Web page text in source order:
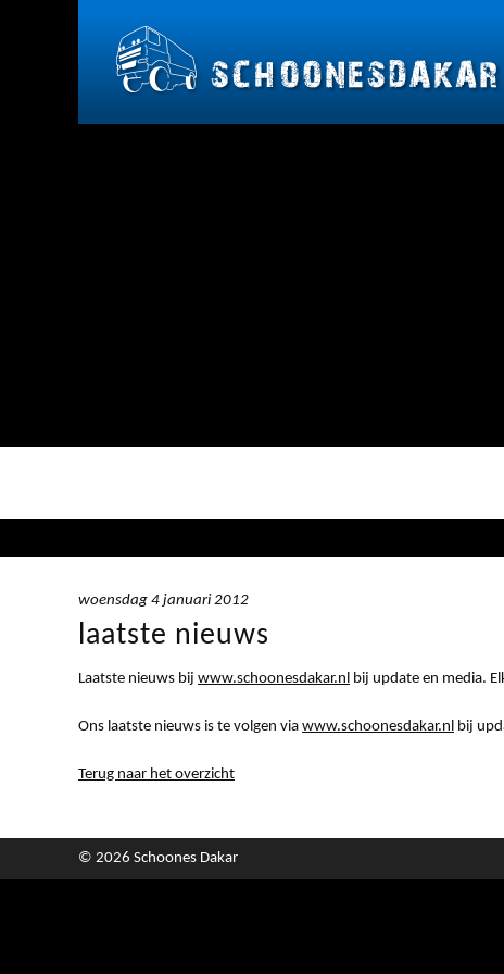
woensdag 4 januari 2012
laatste nieuws
Laatste nieuws bij www.schoonesdakar.nl bij update en media.
Ons laatste nieuws is te volgen via www.schoonesdakar.nl bij
Terug naar het overzicht
© 2026 Schoones Dakar